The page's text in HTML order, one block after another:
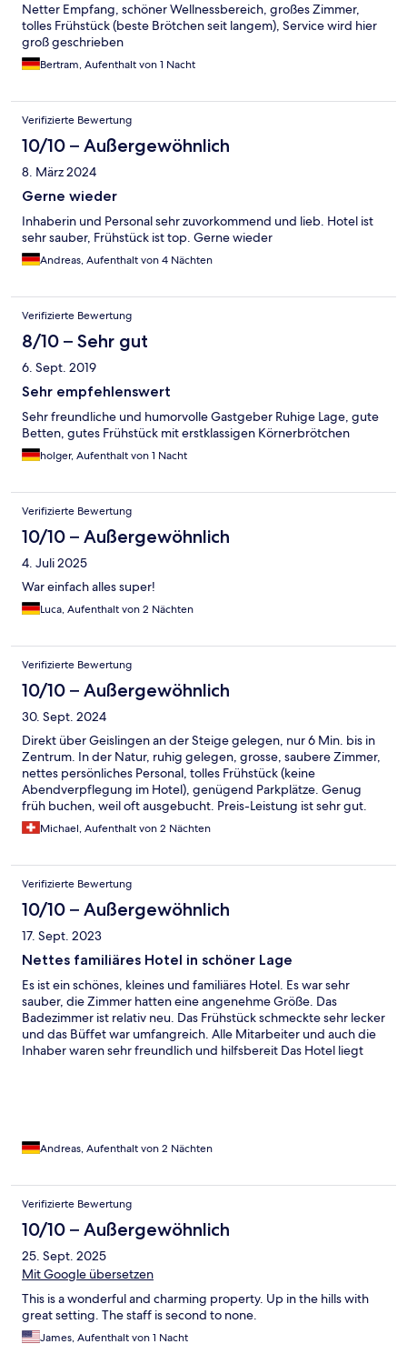
Netter Empfang, schöner Wellnessbereich, großes Zimmer,
tolles Frühstück (beste Brötchen seit langem), Service wird hier
groß geschrieben
Bertram, Aufenthalt von 1 Nacht
Verifizierte Bewertung
10/10 – Außergewöhnlich
8. März 2024
Gerne wieder
Inhaberin und Personal sehr zuvorkommend und lieb. Hotel ist
sehr sauber, Frühstück ist top. Gerne wieder
Andreas, Aufenthalt von 4 Nächten
Verifizierte Bewertung
8/10 – Sehr gut
6. Sept. 2019
Sehr empfehlenswert
Sehr freundliche und humorvolle Gastgeber Ruhige Lage, gute
Betten, gutes Frühstück mit erstklassigen Körnerbrötchen
holger, Aufenthalt von 1 Nacht
Verifizierte Bewertung
10/10 – Außergewöhnlich
4. Juli 2025
War einfach alles super!
Luca, Aufenthalt von 2 Nächten
Verifizierte Bewertung
10/10 – Außergewöhnlich
30. Sept. 2024
Direkt über Geislingen an der Steige gelegen, nur 6 Min. bis in
Zentrum. In der Natur, ruhig gelegen, grosse, saubere Zimmer,
nettes persönliches Personal, tolles Frühstück (keine
Abendverpflegung im Hotel), genügend Parkplätze. Genug
früh buchen, weil oft ausgebucht. Preis-Leistung ist sehr gut.
Meine Empfehlung !
Michael, Aufenthalt von 2 Nächten
Verifizierte Bewertung
10/10 – Außergewöhnlich
17. Sept. 2023
Nettes familiäres Hotel in schöner Lage
Es ist ein schönes, kleines und familiäres Hotel. Es war sehr
sauber, die Zimmer hatten eine angenehme Größe. Das
Badezimmer ist relativ neu. Das Frühstück schmeckte sehr lecker
und das Büffet war umfangreich. Alle Mitarbeiter und auch die
Inhaber waren sehr freundlich und hilfsbereit Das Hotel liegt
Andreas, Aufenthalt von 2 Nächten
Verifizierte Bewertung
10/10 – Außergewöhnlich
25. Sept. 2025
Mit Google übersetzen
This is a wonderful and charming property. Up in the hills with
great setting. The staff is second to none.
James, Aufenthalt von 1 Nacht